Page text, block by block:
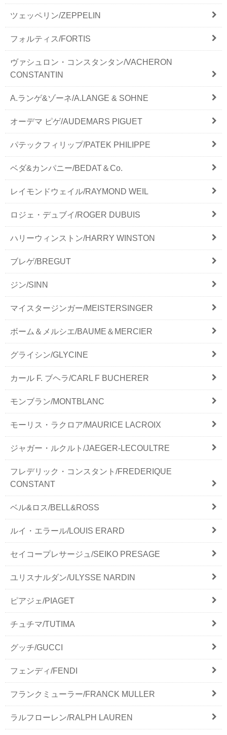
ツェッペリン/ZEPPELIN
フォルティス/FORTIS
ヴァシュロン・コンスタンタン/VACHERON
CONSTANTIN
A.ランゲ&ゾーネ/A.LANGE & SOHNE
オーデマ ピゲ/AUDEMARS PIGUET
パテックフィリップ/PATEK PHILIPPE
ベダ&カンパニー/BEDAT＆Co.
レイモンドウェイル/RAYMOND WEIL
ロジェ・デュブイ/ROGER DUBUIS
ハリーウィンストン/HARRY WINSTON
ブレゲ/BREGUT
ジン/SINN
マイスタージンガー/MEISTERSINGER
ボーム＆メルシエ/BAUME＆MERCIER
グライシン/GLYCINE
カール F. ブヘラ/CARL F BUCHERER
モンブラン/MONTBLANC
モーリス・ラクロア/MAURICE LACROIX
ジャガー・ルクルト/JAEGER-LECOULTRE
フレデリック・コンスタント/FREDERIQUE
CONSTANT
ベル&ロス/BELL&ROSS
ルイ・エラール/LOUIS ERARD
セイコープレサージュ/SEIKO PRESAGE
ユリスナルダン/ULYSSE NARDIN
ピアジェ/PIAGET
チュチマ/TUTIMA
グッチ/GUCCI
フェンディ/FENDI
フランクミューラー/FRANCK MULLER
ラルフローレン/RALPH LAUREN